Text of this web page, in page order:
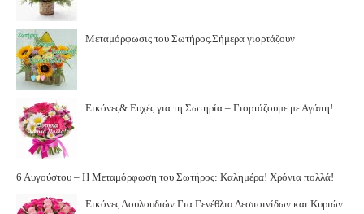
Μεταμόρφωσις του Σωτήρος.Σήμερα γιορτάζουν
Εικόνες& Ευχές για τη Σωτηρία – Γιορτάζουμε με Αγάπη!
6 Αυγούστου – Η Μεταμόρφωση του Σωτήρος: Καλημέρα! Χρόνια πολλά!
Εικόνες Λουλουδιών Για Γενέθλια Δεσποινίδων και Κυριών